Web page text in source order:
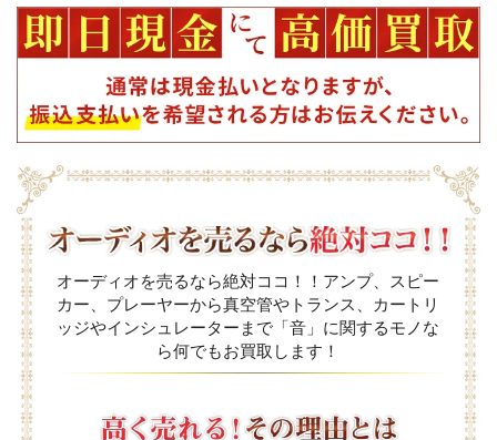
オーディオを売るなら絶対ココ！！アンプ、スピー
カー、プレーヤーから真空管やトランス、カートリ
ッジやインシュレーターまで「音」に関するモノな
ら何でもお買取します！